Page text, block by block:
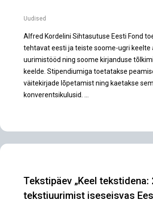
Uudised
Alfred Kordelini Sihtasutuse Eesti Fond
tehtavat eesti ja teiste soome-ugri keelte
uurimistööd ning soome kirjanduse
keelde. Stipendiumiga toetatakse
väitekirjade lõpetamist ning kaetakse
konverentsikulusid. …
Tekstipäev „Keel tekstidena:
tekstiuurimist iseseisvas